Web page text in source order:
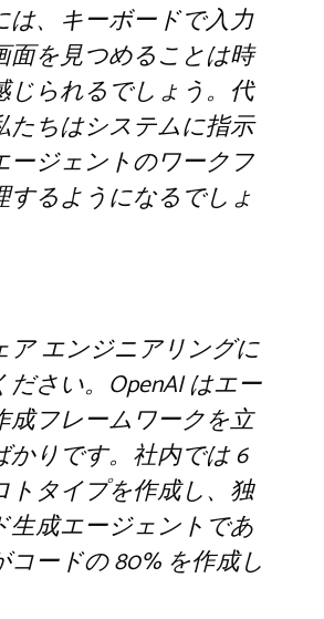
は、キーボードで入力
面を見つめることは時
じられるでしょう。代
たちはシステムに指示
ージェントのワークフ
するようになるでしょ
ア エンジニアリングに
さい。OpenAI はエー
成フレームワークを立
かりです。社内では 6
トタイプを作成し、独
生成エージェントであ
コードの 80% を作成し